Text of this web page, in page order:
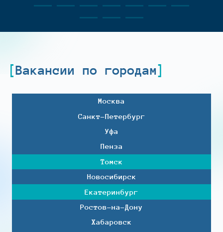
Вакансии по городам
Москва
Санкт-Петербург
Уфа
Пенза
Томск
Новосибирск
Екатеринбург
Ростов-на-Дону
Хабаровск